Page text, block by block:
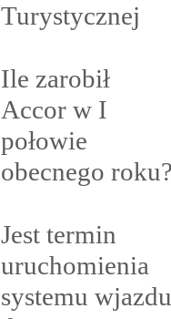
Turystycznej
Ile zarobił
Accor w I
połowie
obecnego
Jest termin
uruchomienia
systemu wjazdu